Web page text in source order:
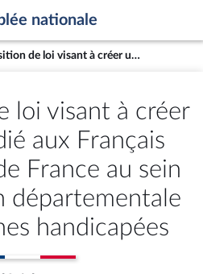
nationale
Proposition de loi visant à créer un pôle dédié aux Français établis hors de France au sein d'une maison départementale des personnes handicapées
loi visant à créer
aux Français
France au sein
départementale
handicapées